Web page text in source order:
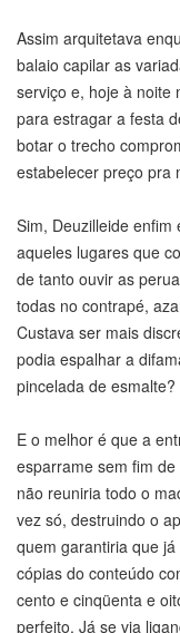
Assim arquitetava
balaio capilar as
serviço e, hoje à noite
para estragar a festa
botar o trecho
estabelecer preço pra
Sim, Deuzilleide
aqueles lugares que
de tanto ouvir as
todas no contrapé,
Custava ser mais
podia espalhar a
pincelada de
E o melhor é que a
esparrame sem fim
não reuniria todo o
vez só, destruindo o
quem garantiria que
cópias do conteúdo
cento e cinqüenta e
perfeito. Já se via